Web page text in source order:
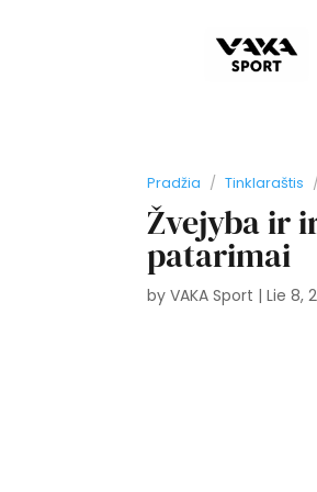
Pradžia / Tinklaraštis
Žvejyba ir
patarimai
byVAKA Sport |Lie 8,